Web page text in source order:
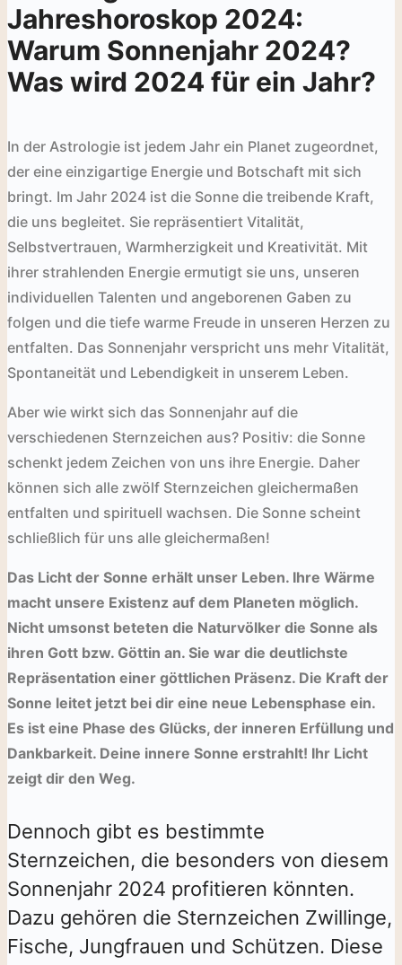
Jahreshoroskop 2024:
Warum Sonnenjahr 2024?
Was wird 2024 für ein Jahr?
In der Astrologie ist jedem Jahr ein Planet zugeordnet,
der eine einzigartige Energie und Botschaft mit sich
bringt. Im Jahr 2024 ist die Sonne die treibende Kraft,
die uns begleitet. Sie repräsentiert Vitalität,
Selbstvertrauen, Warmherzigkeit und Kreativität. Mit
ihrer strahlenden Energie ermutigt sie uns, unseren
individuellen Talenten und angeborenen Gaben zu
folgen und die tiefe warme Freude in unseren Herzen zu
entfalten. Das Sonnenjahr verspricht uns mehr Vitalität,
Spontaneität und Lebendigkeit in unserem Leben.
Aber wie wirkt sich das Sonnenjahr auf die
verschiedenen Sternzeichen aus? Positiv: die Sonne
schenkt jedem Zeichen von uns ihre Energie. Daher
können sich alle zwölf Sternzeichen gleichermaßen
entfalten und spirituell wachsen. Die Sonne scheint
schließlich für uns alle gleichermaßen!
Das Licht der Sonne erhält unser Leben. Ihre Wärme
macht unsere Existenz auf dem Planeten möglich.
Nicht umsonst beteten die Naturvölker die Sonne als
ihren Gott bzw. Göttin an. Sie war die deutlichste
Repräsentation einer göttlichen Präsenz. Die Kraft der
Sonne leitet jetzt bei dir eine neue Lebensphase ein.
Es ist eine Phase des Glücks, der inneren Erfüllung und
Dankbarkeit. Deine innere Sonne erstrahlt! Ihr Licht
zeigt dir den Weg.
Dennoch gibt es bestimmte
Sternzeichen, die besonders von diesem
Sonnenjahr 2024 profitieren könnten.
Dazu gehören die Sternzeichen Zwillinge,
Fische, Jungfrauen und Schützen. Diese